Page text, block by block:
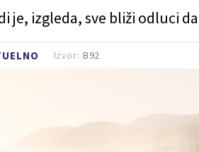
je, izgleda, sve bliži odluci
Izvor: B92